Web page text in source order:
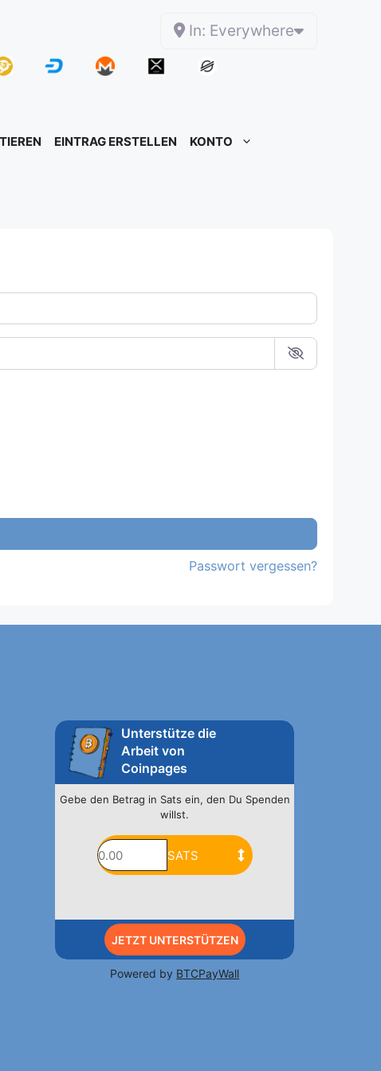
In: Everywhere
EINTRAG ERSTELLEN KONTO
Passwort vergessen?
Unterstütze die
Arbeit von
Coinpages
Gebe den Betrag in Sats ein, den Du Spenden
willst.
JETZT UNTERSTÜTZEN
Powered by BTCPayWall